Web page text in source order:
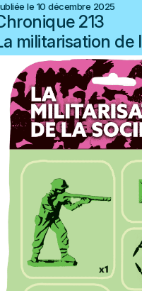
le 10 décembre 2025
213
militarisation de